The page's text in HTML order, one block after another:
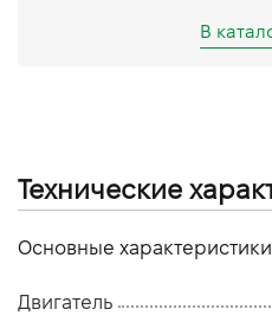
В
Технические
Основные характеристики
Двигатель